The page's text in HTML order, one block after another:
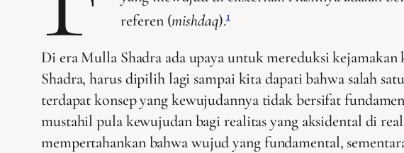
referen (mishdaq).1
Di era Mulla Shadra ada upaya untuk mereduksi
Shadra, harus dipilih lagi sampai kita dapati bahwa salah
terdapat konsep yang kewujudannya tidak bersifat
mustahil pula kewujudan bagi realitas yang aksidental di
mempertahankan bahwa wujud yang fundamental,